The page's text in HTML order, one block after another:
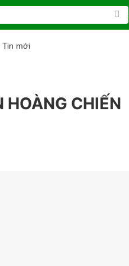
Tin mới
HOÀNG CHIẾN